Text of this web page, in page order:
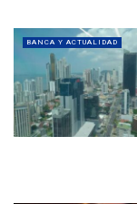
BANCA Y ACTUALIDAD